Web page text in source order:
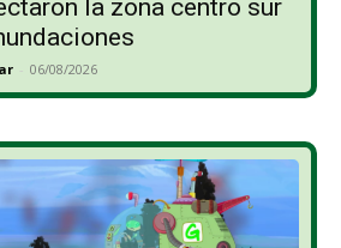
la zona centro sur
- 06/08/2026